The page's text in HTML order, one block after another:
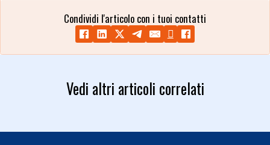
Condividi l'articolo con i tuoi contatti
Vedi altri articoli correlati